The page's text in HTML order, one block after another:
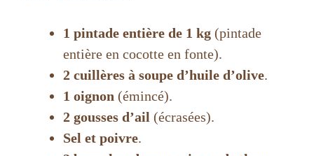
1 pintade entière de 1 kg (pintade
entière en cocotte en fonte).
2 cuillères à soupe d’huile d’olive.
1 oignon (émincé).
2 gousses d’ail (écrasées).
Sel et poivre.